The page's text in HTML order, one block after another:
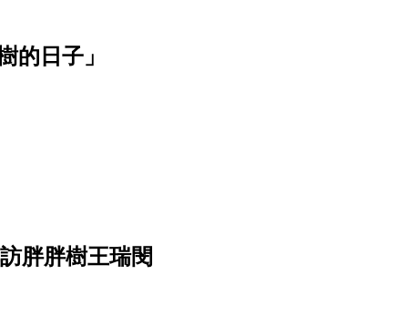
的日子」
胖胖樹王瑞閔